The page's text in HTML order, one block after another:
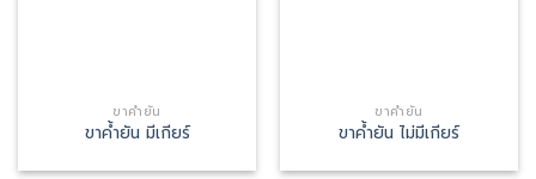
ขาค้ำยัน
ขาค้ำยัน มีเกียร์
ขาค้ำยัน
ขาค้ำยัน ไม่มีเกียร์